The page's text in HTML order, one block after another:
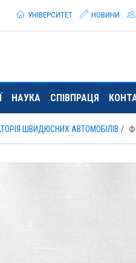
УНІВЕРСИТЕТ
НОВИНИ
НАУКА СПІВПРАЦЯ
ШВИДКІСНИХ АВТОМОБІЛІВ